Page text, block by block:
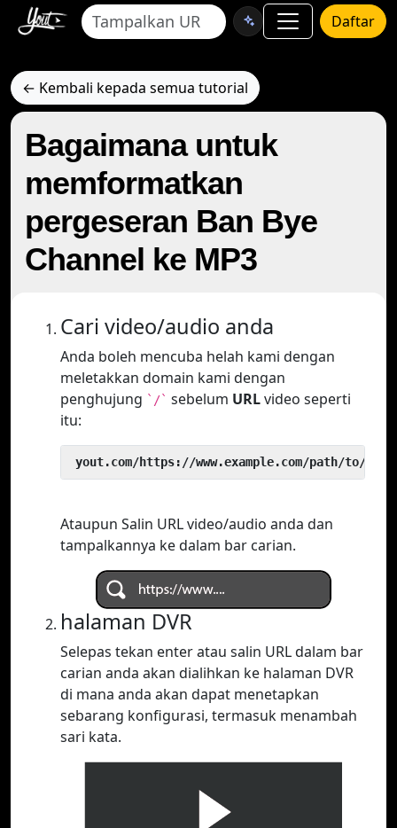
Daftar
← Kembali kepada semua tutorial
Bagaimana untuk
memformatkan
pergeseran Ban Bye
Channel ke MP3
Cari video/audio anda
Anda boleh mencuba helah kami dengan
meletakkan domain kami dengan
penghujung `/` sebelum URLvideo seperti
itu:
yout.com/https://www.example.com/path/to/
Ataupun Salin URL video/audio anda dan
tampalkannya ke dalam bar carian.
halaman DVR
Selepas tekan enter atau salin URL dalam bar
carian anda akan dialihkan ke halaman DVR
di mana anda akan dapat menetapkan
sebarang konfigurasi, termasuk menambah
sari kata.